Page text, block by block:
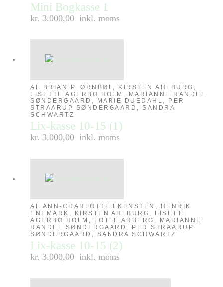
Mini Bogkasse 1
kr. 3.000,00 inkl. moms
AF BRIAN P. ØRNBØL, KIRSTEN AHLBURG,
LISETTE AGERBO HOLM, MARIANNE RANDEL
SØNDERGAARD, MARIE DUEDAHL, PER
STRAARUP SØNDERGAARD, SANDRA
SCHWARTZ
Lix-kasse 10-15 (1)
kr. 3.000,00 inkl. moms
AF ANN-CHARLOTTE EKENSTEN, HENRIK
ENEMARK, KIRSTEN AHLBURG, LISETTE
AGERBO HOLM, LOTTE ARBERG, MARIANNE
RANDEL SØNDERGAARD, PER STRAARUP
SØNDERGAARD, SANDRA SCHWARTZ
Lix-kasse 10-15 (2)
kr. 3.000,00 inkl. moms